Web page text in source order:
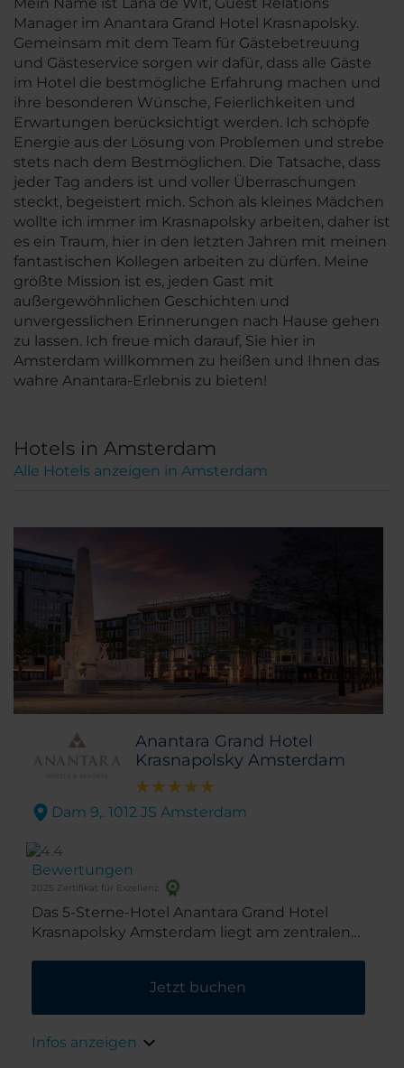
Manager im Anantara Grand Hotel Krasnapolsky.
Gemeinsam mit dem Team für Gästebetreuung
und Gästeservice sorgen wir dafür, dass alle Gäste
im Hotel die bestmögliche Erfahrung machen und
ihre besonderen Wünsche, Feierlichkeiten und
Erwartungen berücksichtigt werden. Ich schöpfe
Energie aus der Lösung von Problemen und strebe
stets nach dem Bestmöglichen. Die Tatsache, dass
jeder Tag anders ist und voller Überraschungen
steckt, begeistert mich. Schon als kleines Mädchen
wollte ich immer im Krasnapolsky arbeiten, daher ist
es ein Traum, hier in den letzten Jahren mit meinen
fantastischen Kollegen arbeiten zu dürfen. Meine
größte Mission ist es, jeden Gast mit
außergewöhnlichen Geschichten und
unvergesslichen Erinnerungen nach Hause gehen
zu lassen. Ich freue mich darauf, Sie hier in
Amsterdam willkommen zu heißen und Ihnen das
wahre Anantara-Erlebnis zu bieten!
Hotels in Amsterdam
Alle Hotels anzeigen in Amsterdam
Anantara Grand Hotel
Krasnapolsky Amsterdam
Dam 9,. 1012 JS Amsterdam
Bewertungen
2025 Zertifikat für Exzellenz
Das 5-Sterne-Hotel Anantara Grand Hotel
Krasnapolsky Amsterdam liegt am zentralen
von den besten Geschäften und
Sehenswürdigkeiten entfernt.
Jetzt buchen
Infos anzeigen